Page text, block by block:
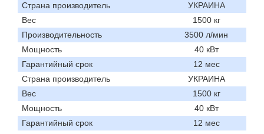
Страна производитель
УКРАИНА
Вес
1500 кг
Производительность
3500 л/мин
Мощность
40 кВт
Гарантийный срок
12 мес
Страна производитель
УКРАИНА
Вес
1500 кг
Мощность
40 кВт
Гарантийный срок
12 мес